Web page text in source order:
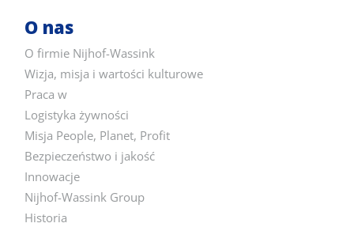
O nas
O firmie Nijhof-Wassink
Wizja, misja i wartości kulturowe
Praca w
Logistyka żywności
Misja People, Planet, Profit
Bezpieczeństwo i jakość
Innowacje
Nijhof-Wassink Group
Historia